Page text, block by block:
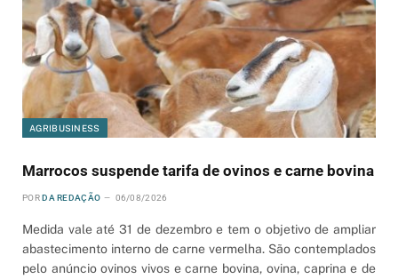
AGRIBUSINESS
Marrocos suspende tarifa de ovinos e carne bovina
POR DA REDAÇÃO 06/08/2026
Medida vale até 31 de dezembro e tem o objetivo de ampliar
abastecimento interno de carne vermelha. São contemplados
pelo anúncio ovinos vivos e carne bovina, ovina, caprina e de